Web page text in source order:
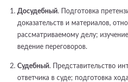
Досудебный. Подготовка
доказательств и материалов,
рассматриваемому делу;
ведение переговоров.
Судебный. Представительство
ответчика в суде; подготовка